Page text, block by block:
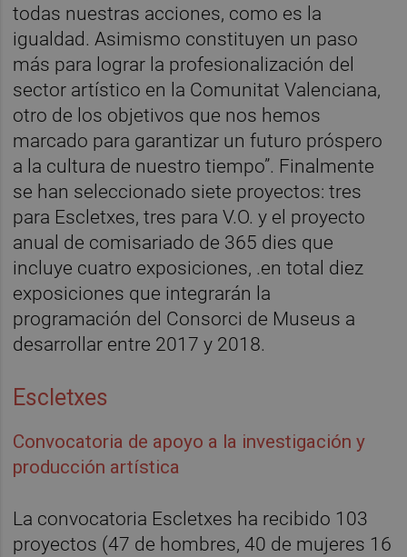
todas nuestras acciones, como es la
igualdad. Asimismo constituyen un paso
más para lograr la profesionalización del
sector artístico en la Comunitat Valenciana,
otro de los objetivos que nos hemos
marcado para garantizar un futuro próspero
a la cultura de nuestro tiempo”. Finalmente
se han seleccionado siete proyectos: tres
para Escletxes, tres para V.O. y el proyecto
anual de comisariado de 365 dies que
incluye cuatro exposiciones, .en total diez
exposiciones que integrarán la
programación del Consorci de Museus a
desarrollar entre 2017 y 2018.
Escletxes
Convocatoria de apoyo a la investigación y
producción artística
La convocatoria Escletxes ha recibido 103
proyectos (47 de hombres, 40 de mujeres 16